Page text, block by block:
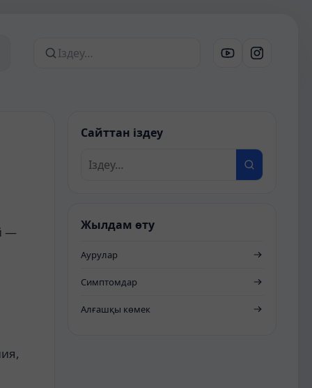
Сайттан іздеу
—
Сайттан іздеу
Жылдам өту
Аурулар
Симптомдар
Алғашқы көмек